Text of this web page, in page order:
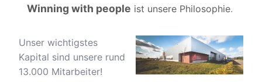
Winning with people ist unsere Philosophie.
Unser wichtigstes
Kapital sind unsere rund
13.000 Mitarbeiter!